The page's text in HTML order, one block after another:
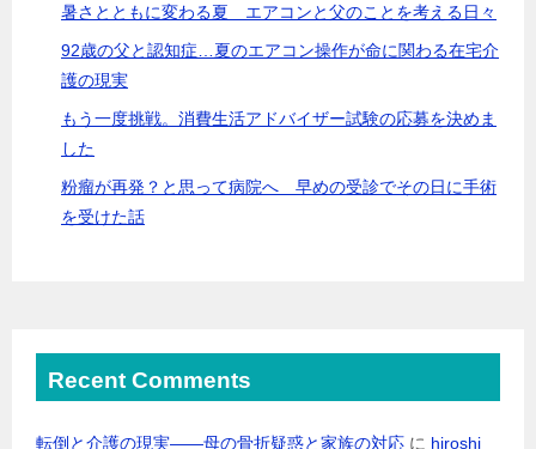
暑さとともに変わる夏 エアコンと父のことを考える日々
92歳の父と認知症…夏のエアコン操作が命に関わる在宅介
護の現実
もう一度挑戦。消費生活アドバイザー試験の応募を決めま
した
粉瘤が再発？と思って病院へ 早めの受診でその日に手術
を受けた話
Recent Comments
転倒と介護の現実――母の骨折疑惑と家族の対応 に hiroshi